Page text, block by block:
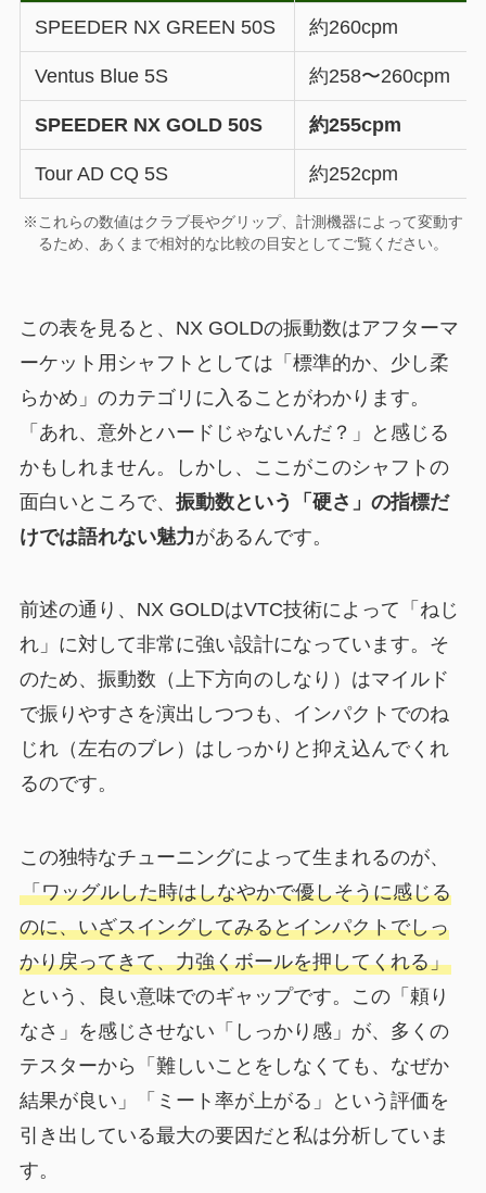
SPEEDER NX GREEN 50S 約260cpm
Ventus Blue 5S 約258〜260cpm
SPEEDER NX GOLD 50S 約255cpm
Tour AD CQ 5S 約252cpm
※これらの数値はクラブ長やグリップ、計測機器によって変動す
るため、あくまで相対的な比較の目安としてご覧ください。
この表を見ると、NX GOLDの振動数はアフターマ
ーケット用シャフトとしては「標準的か、少し柔
らかめ」のカテゴリに入ることがわかります。
「あれ、意外とハードじゃないんだ？」と感じる
かもしれません。しかし、ここがこのシャフトの
面白いところで、 振動数という「硬さ」の指標だ
けでは語れない魅力があるんです。
前述の通り、NX GOLDはVTC技術によって「ねじ
れ」に対して非常に強い設計になっています。そ
のため、振動数（上下方向のしなり）はマイルド
で振りやすさを演出しつつも、インパクトでのね
じれ（左右のブレ）はしっかりと抑え込んでくれ
るのです。
この独特なチューニングによって生まれるのが、
「ワッグルした時はしなやかで優しそうに感じる
のに、いざスイングしてみるとインパクトでしっ
かり戻ってきて、力強くボールを押してくれる」
という、良い意味でのギャップです。この「頼り
なさ」を感じさせない「しっかり感」が、多くの
テスターから「難しいことをしなくても、なぜか
結果が良い」「ミート率が上がる」という評価を
引き出している最大の要因だと私は分析していま
す。